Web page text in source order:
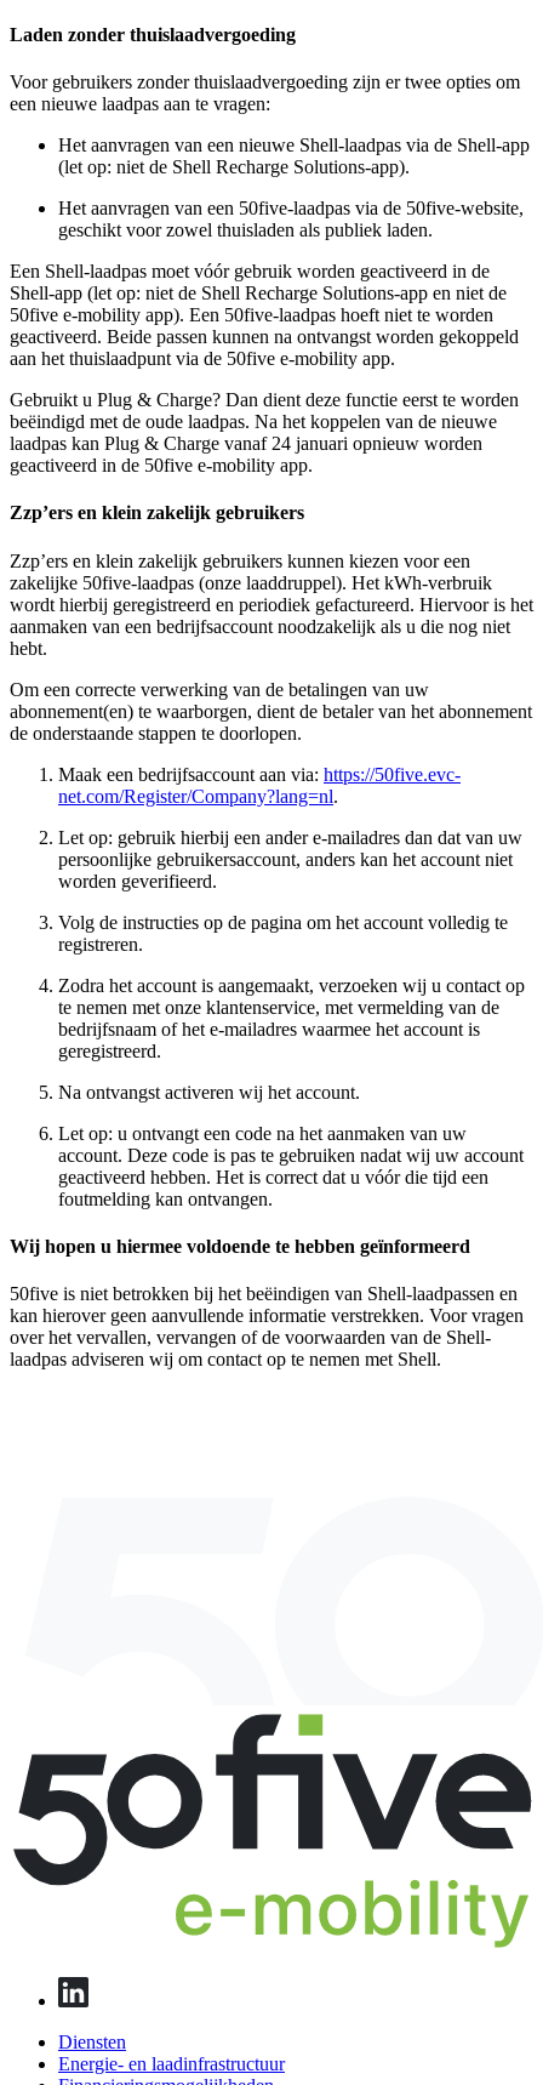
Laden zonder thuislaadvergoeding
Voor gebruikers zonder thuislaadvergoeding zijn er twee opties om
een nieuwe laadpas aan te vragen:
Het aanvragen van een nieuwe Shell-laadpas via de Shell-app
(let op: niet de Shell Recharge Solutions-app).
Het aanvragen van een 50five-laadpas via de 50five-website,
geschikt voor zowel thuisladen als publiek laden.
Een Shell-laadpas moet vóór gebruik worden geactiveerd in de
Shell-app (let op: niet de Shell Recharge Solutions-app en niet de
50five e-mobility app). Een 50five-laadpas hoeft niet te worden
geactiveerd. Beide passen kunnen na ontvangst worden gekoppeld
aan het thuislaadpunt via de 50five e-mobility app.
Gebruikt u Plug & Charge? Dan dient deze functie eerst te worden
beëindigd met de oude laadpas. Na het koppelen van de nieuwe
laadpas kan Plug & Charge vanaf 24 januari opnieuw worden
geactiveerd in de 50five e-mobility app.
Zzp’ers en klein zakelijk gebruikers
Zzp’ers en klein zakelijk gebruikers kunnen kiezen voor een
zakelijke 50five-laadpas (onze laaddruppel). Het kWh-verbruik
wordt hierbij geregistreerd en periodiek gefactureerd. Hiervoor is het
aanmaken van een bedrijfsaccount noodzakelijk als u die nog niet
hebt.
Om een correcte verwerking van de betalingen van uw
abonnement(en) te waarborgen, dient de betaler van het abonnement
de onderstaande stappen te doorlopen.
Maak een bedrijfsaccount aan via: https://50five.evc-
net.com/Register/Company?lang=nl.
Let op: gebruik hierbij een ander e-mailadres dan dat van uw
persoonlijke gebruikersaccount, anders kan het account niet
worden geverifieerd.
Volg de instructies op de pagina om het account volledig te
registreren.
Zodra het account is aangemaakt, verzoeken wij u contact op
te nemen met onze klantenservice, met vermelding van de
bedrijfsnaam of het e-mailadres waarmee het account is
geregistreerd.
Na ontvangst activeren wij het account.
Let op: u ontvangt een code na het aanmaken van uw
account. Deze code is pas te gebruiken nadat wij uw account
geactiveerd hebben. Het is correct dat u vóór die tijd een
foutmelding kan ontvangen.
Wij hopen u hiermee voldoende te hebben geïnformeerd
50five is niet betrokken bij het beëindigen van Shell-laadpassen en
kan hierover geen aanvullende informatie verstrekken. Voor vragen
over het vervallen, vervangen of de voorwaarden van de Shell-
laadpas adviseren wij om contact op te nemen met Shell.
Diensten
Energie- en laadinfrastructuur